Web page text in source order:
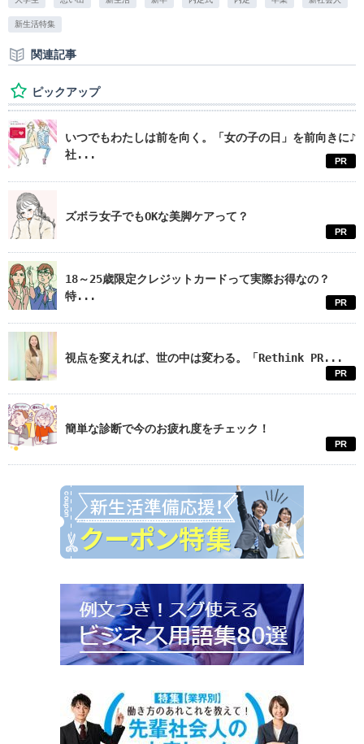
新生活特集
関連記事
ピックアップ
いつでもわたしは前を向く。「女の子の日」を前向きに♪
社...
PR
ズボラ女子でもOKな美脚ケアって？
PR
18～25歳限定クレジットカードって実際お得なの？
特...
PR
視点を変えれば、世の中は変わる。「Rethink PR...
PR
簡単な診断で今のお疲れ度をチェック！
PR